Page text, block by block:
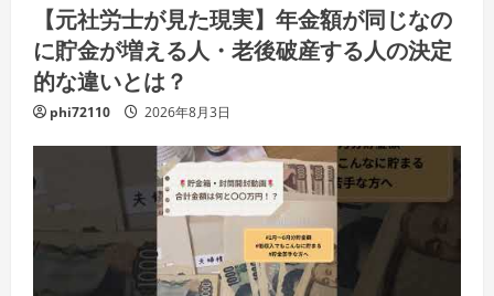
【元社労士が見た現実】年金額が同じなの
に貯金が増える人・老後破産する人の決定
的な違いとは？
phi72110 2026年8月3日